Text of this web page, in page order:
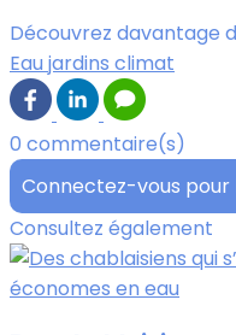
Découvrez davantage
Eau jardins climat
0 commentaire(s)
Connectez-vous
Consultez également